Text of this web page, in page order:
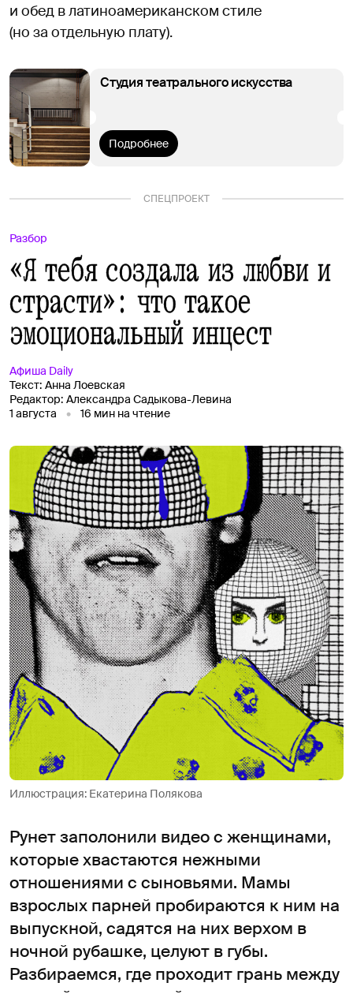
и обед в латиноамериканском стиле
(но за отдельную плату).
Студия театрального искусства
Подробнее
СПЕЦПРОЕКТ
Разбор
«Я тебя создала из любви и
страсти»: что такое
эмоциональный инцест
Афиша Daily
Текст: Анна Лоевская
Редактор: Александра Садыкова-Левина
1 августа
16 мин на чтение
Иллюстрация: Екатерина Полякова
Рунет заполонили видео с женщинами,
которые хвастаются нежными
отношениями с сыновьями. Мамы
взрослых парней пробираются к ним на
выпускной, садятся на них верхом в
ночной рубашке, целуют в губы.
Разбираемся, где проходит грань между